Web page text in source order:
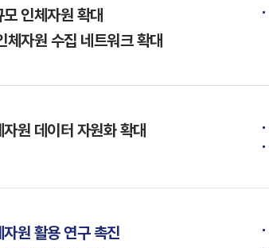
모 인체자원 확대
체자원 수집 네트워크 확대
원 데이터 자원화 확대
자원 활용 연구 촉진